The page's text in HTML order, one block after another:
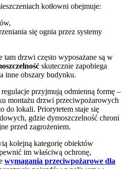
kotłowni obejmuje:
się ognia przez systemy
tam drzwi często wyposażane są w
skutecznie zapobiega
inne obszary budynku.
przyjmują odmienną formę –
montażu drzwi przeciwpożarowych
do lokali. Priorytetem staje się
gdzie dymoszczelność chroni
przed zagrożeniem.
kolejną kategorię obiektów
im właściwą ochronę,
wymagania przeciwpożarowe dla